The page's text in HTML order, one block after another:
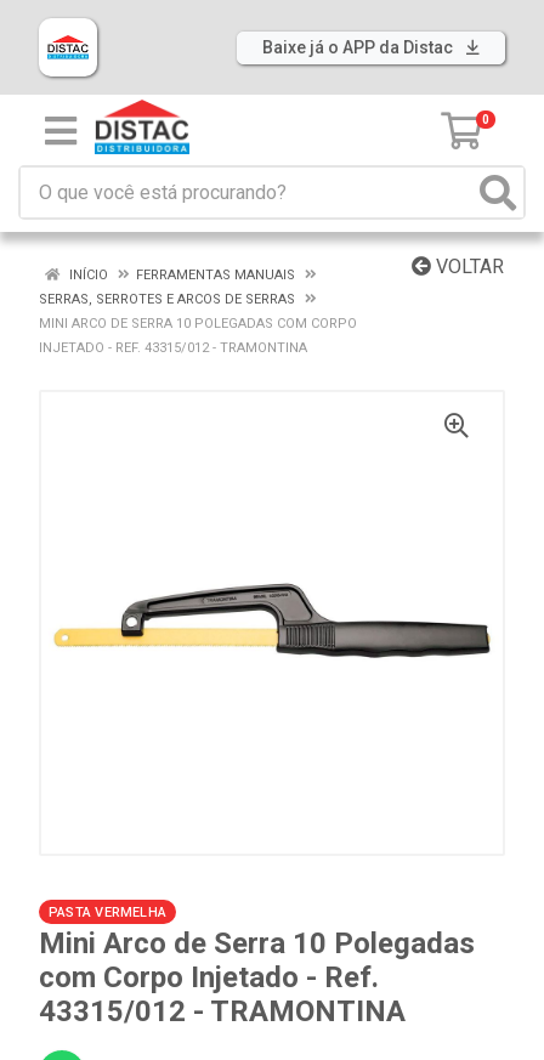
Baixe já o APP da Distac
0
VOLTAR
INÍCIO
FERRAMENTAS MANUAIS
SERRAS, SERROTES E ARCOS DE SERRAS
MINI ARCO DE SERRA 10 POLEGADAS COM CORPO
INJETADO - REF. 43315/012 - TRAMONTINA
PASTA VERMELHA
Mini Arco de Serra 10 Polegadas
com Corpo Injetado - Ref.
43315/012 - TRAMONTINA